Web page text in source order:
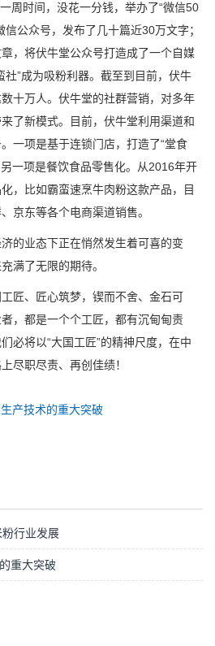
周时间，没花一分钱，举办了“微信50
公众号，发布了几十篇近30万文字；
，将伏牛堂公众号打造成了一个自媒
社”成为吸粉利器。截至到目前，伏牛
十万人。伏牛堂的社群营销，对多年
了新模式。目前，伏牛堂利用渠道和
一项是基于连锁门店，打造了“堂食
一项是餐饮食品零售化。从2016年开
，比如霸蛮速烹牛肉粉这款产品，目
京东等各个电商渠道销售。
的业态下正在悄然发生着可喜的变
满了无限的期待。
匠、匠心筑梦，锲而不舍、金石可
，都是一个个工匠，都有沉甸甸责
必将以“大国工匠”的精神尺度，在中
尽职尽责、再创佳绩！
产技术的重大突破
行业发展
重大突破